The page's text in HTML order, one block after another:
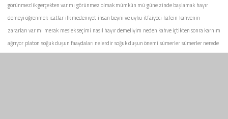
görünmezlik gerçekten var mı görünmez olmak mümkün mü güne zinde başlamak hayır
demeyi öğrenmek icatlar ilk medenıyet insan beyni ve uyku itfaiyeci kafein kahvenin
zararları var mı merak meslek seçimi nasıl hayır demeliyim neden kahve içtikten sonra karnım
ağrıyor platon soğuk duşun faaydaları nelerdirsoğuk duşun önemi sümerlersümerler nerede